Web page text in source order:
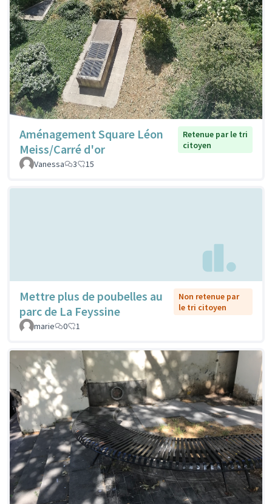
Aménagement Square Léon
Meiss/Carré d'or
Retenue par le tri
citoyen
Vanessa
3 15
Mettre plus de poubelles au
parc de La Feyssine
Non retenue par
le tri citoyen
marie
0 1